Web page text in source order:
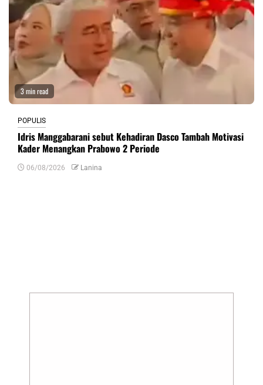
3 min read
POPULIS
Idris Manggabarani sebut Kehadiran Dasco Tambah Motivasi
Kader Menangkan Prabowo 2 Periode
06/08/2026 Lanina